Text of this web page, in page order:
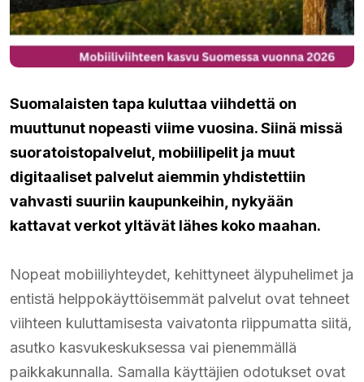
Suomalaisten tapa kuluttaa viihdettä on
muuttunut nopeasti viime vuosina. Siinä missä
suoratoistopalvelut, mobiilipelit ja muut
digitaaliset palvelut aiemmin yhdistettiin
vahvasti suuriin kaupunkeihin, nykyään
kattavat verkot yltävät lähes koko maahan.
Nopeat mobiiliyhteydet, kehittyneet älypuhelimet ja
entistä helppokäyttöisemmät palvelut ovat tehneet
viihteen kuluttamisesta vaivatonta riippumatta siitä,
asutko kasvukeskuksessa vai pienemmällä
paikkakunnalla. Samalla käyttäjien odotukset ovat